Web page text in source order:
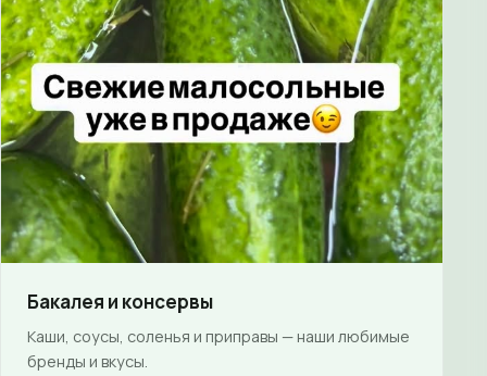
Бакалея и консервы
Каши, соусы, соленья и приправы — наши любимые
бренды и вкусы.